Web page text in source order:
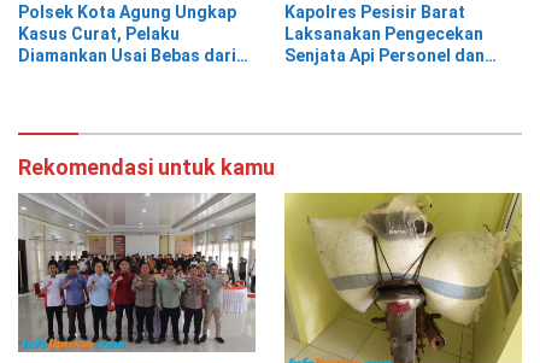
Polsek Kota Agung Ungkap
Kasus Curat, Pelaku
Diamankan Usai Bebas dari
Kapolres Pesisir Barat
Laksanakan Pengecekan
Senjata Api Personel dan
Rekomendasi untuk kamu